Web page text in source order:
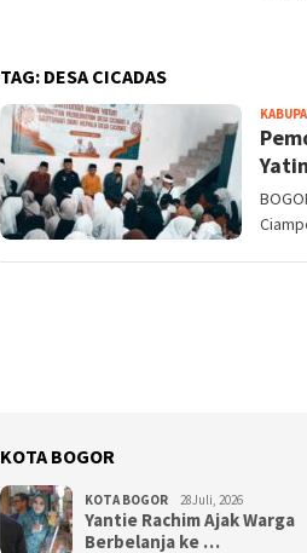
TAG: DESA CICADAS
KOTA BOGOR
KOTA BOGOR 28Juli, 2026
‎Yantie Rachim Ajak Warga
Berbelanja ke …